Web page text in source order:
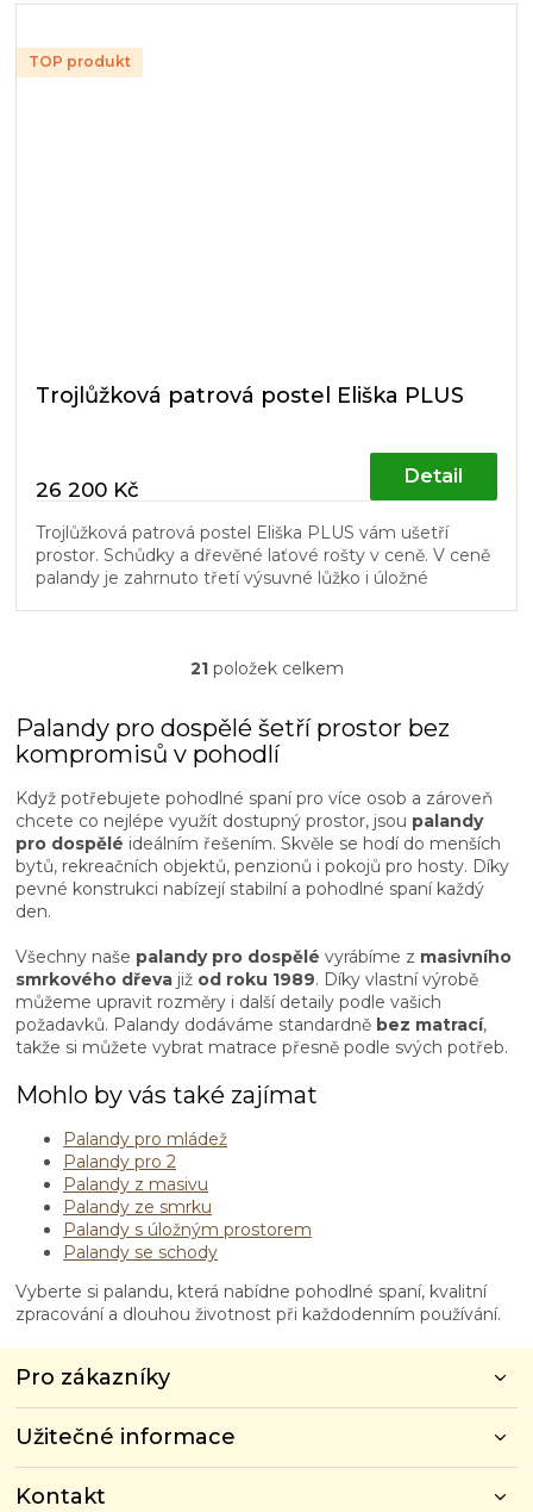
TOP produkt
Trojlůžková patrová postel Eliška PLUS
26 200 Kč
Detail
Trojlůžková patrová postel Eliška PLUS vám ušetří
prostor. Schůdky a dřevěné laťové rošty v ceně. V ceně
palandy je zahrnuto třetí výsuvné lůžko i úložné
O
l
á
d
a
c
í
p
r
y
v
ý
p
i
u
21položek celkem
Palandy pro dospělé šetří prostor bez
kompromisů v pohodlí
Když potřebujete pohodlné spaní pro více osob a zároveň
chcete co nejlépe využít dostupný prostor, jsou palandy
pro dospělé ideálním řešením. Skvěle se hodí do menších
bytů, rekreačních objektů, penzionů i pokojů pro hosty. Díky
pevné konstrukci nabízejí stabilní a pohodlné spaní každý
den.
Všechny naše palandy pro dospělé vyrábíme z masivního
smrkového dřeva již od roku 1989. Díky vlastní výrobě
můžeme upravit rozměry i další detaily podle vašich
požadavků. Palandy dodáváme standardně bez matrací,
takže si můžete vybrat matrace přesně podle svých potřeb.
Mohlo by vás také zajímat
Palandy pro mládež
Palandy pro 2
Palandy z masivu
Palandy ze smrku
Palandy s úložným prostorem
Palandy se schody
Vyberte si palandu, která nabídne pohodlné spaní, kvalitní
zpracování a dlouhou životnost při každodenním používání.
Pro zákazníky
Užitečné informace
Kontakt